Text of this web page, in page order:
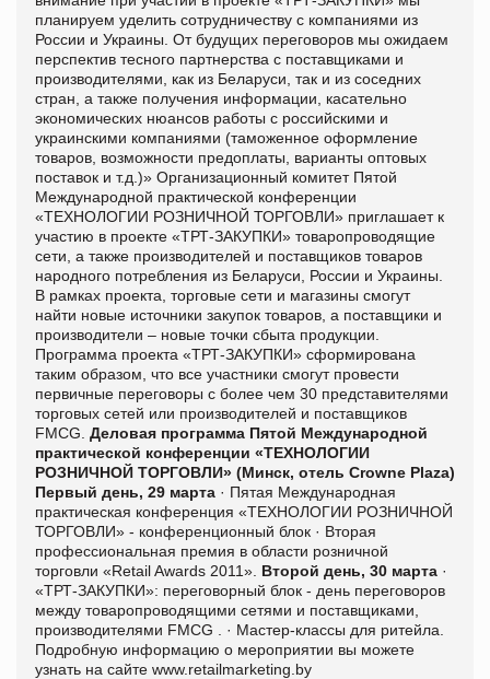
планируем уделить сотрудничеству с компаниями из
России и Украины. От будущих переговоров мы ожидаем
перспектив тесного партнерства с поставщиками и
производителями, как из Беларуси, так и из соседних
стран, а также получения информации, касательно
экономических нюансов работы с российскими и
украинскими компаниями (таможенное оформление
товаров, возможности предоплаты, варианты оптовых
поставок и т.д.)» Организационный комитет Пятой
Международной практической конференции
«ТЕХНОЛОГИИ РОЗНИЧНОЙ ТОРГОВЛИ» приглашает к
участию в проекте «ТРТ-ЗАКУПКИ» товаропроводящие
сети, а также производителей и поставщиков товаров
народного потребления из Беларуси, России и Украины.
В рамках проекта, торговые сети и магазины смогут
найти новые источники закупок товаров, а поставщики и
производители – новые точки сбыта продукции.
Программа проекта «ТРТ-ЗАКУПКИ» сформирована
таким образом, что все участники смогут провести
первичные переговоры с более чем 30 представителями
торговых сетей или производителей и поставщиков
FMCG Деловая программа Пятой Международной
практической конференции «ТЕХНОЛОГИИ
РОЗНИЧНОЙ ТОРГОВЛИ» (Минск, отель Crowne Plaza)
Первый день, 29 марта · Пятая Международная
практическая конференция «ТЕХНОЛОГИИ РОЗНИЧНОЙ
ТОРГОВЛИ» - конференционный блок · Вторая
профессиональная премия в области розничной
торговли «Retail Awards 2011». Второй день, 30 марта ·
«ТРТ-ЗАКУПКИ»: переговорный блок - день переговоров
между товаропроводящими сетями и поставщиками,
производителями FMCG .
· Мастер-классы для ритейла.
Подробную информацию о мероприятии вы можете
узнать на сайте www.retailmarketing.by